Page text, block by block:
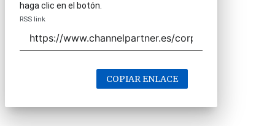
haga clic en el botón.
RSS link
COPIAR ENLACE